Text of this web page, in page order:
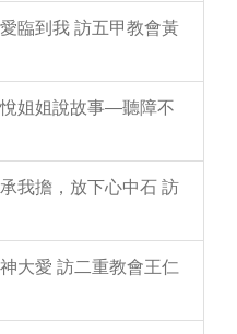
臨到我 訪五甲教會黃
姐姐說故事—聽障不
我擔，放下心中石 訪
大愛 訪二重教會王仁